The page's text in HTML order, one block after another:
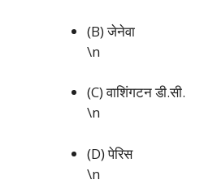
(B) जेनेवा
\n
(C) वाशिंगटन डी.सी.
\n
(D) पेरिस
\n